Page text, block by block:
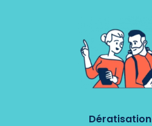
Dératisation